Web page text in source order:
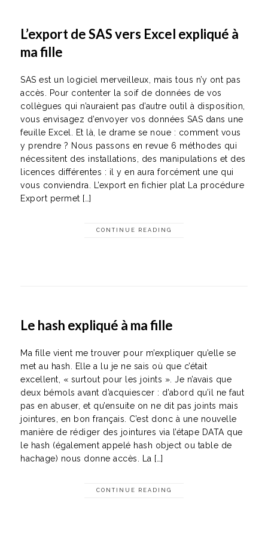
L’export de SAS vers Excel expliqué à
ma fille
SAS est un logiciel merveilleux, mais tous n’y ont pas
accès. Pour contenter la soif de données de vos
collègues qui n’auraient pas d’autre outil à disposition,
vous envisagez d’envoyer vos données SAS dans une
feuille Excel. Et là, le drame se noue : comment vous
y prendre ? Nous passons en revue 6 méthodes qui
nécessitent des installations, des manipulations et des
licences différentes : il y en aura forcément une qui
vous conviendra. L’export en fichier plat La procédure
Export permet […]
CONTINUE READING
Le hash expliqué à ma fille
Ma fille vient me trouver pour m’expliquer qu’elle se
met au hash. Elle a lu je ne sais où que c’était
excellent, « surtout pour les joints ». Je n’avais que
deux bémols avant d’acquiescer : d’abord qu’il ne faut
pas en abuser, et qu’ensuite on ne dit pas joints mais
jointures, en bon français. C’est donc à une nouvelle
manière de rédiger des jointures via l’étape DATA que
le hash (également appelé hash object ou table de
hachage) nous donne accès. La […]
CONTINUE READING